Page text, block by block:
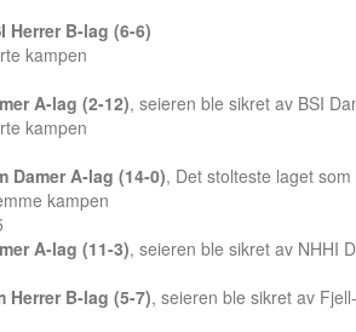
Herrer B-lag (6-6)
kampen
A-lag (2-12), seieren ble sikret av BSI
kampen
Damer A-lag (14-0), Det stolteste laget
kampen
A-lag (11-3), seieren ble sikret av NHHI
Herrer B-lag (5-7), seieren ble sikret av